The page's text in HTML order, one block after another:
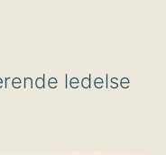
ledelse